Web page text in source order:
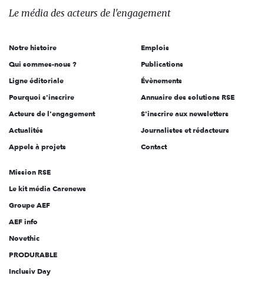
des
l'engagement
Le média des acteurs de l'engagement
Notre histoire
Qui sommes-nous ?
Ligne éditoriale
Pourquoi s'inscrire
Acteurs de l'engagement
Actualités
Appels à projets
Emplois
Publications
Évènements
Annuaire des solutions RSE
S'inscrire aux newsletters
Journalistes et rédacteurs
Contact
Mission RSE
Le kit média Carenews
Groupe AEF
AEF info
Novethic
PRODURABLE
Inclusiv Day